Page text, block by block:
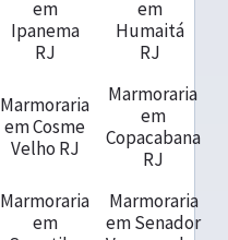
em
Ipanema
RJ
em
Humaitá
RJ
Marmoraria
em Cosme
Velho RJ
Marmoraria
em
Copacabana
RJ
Marmoraria
em
Marmoraria
em Senador